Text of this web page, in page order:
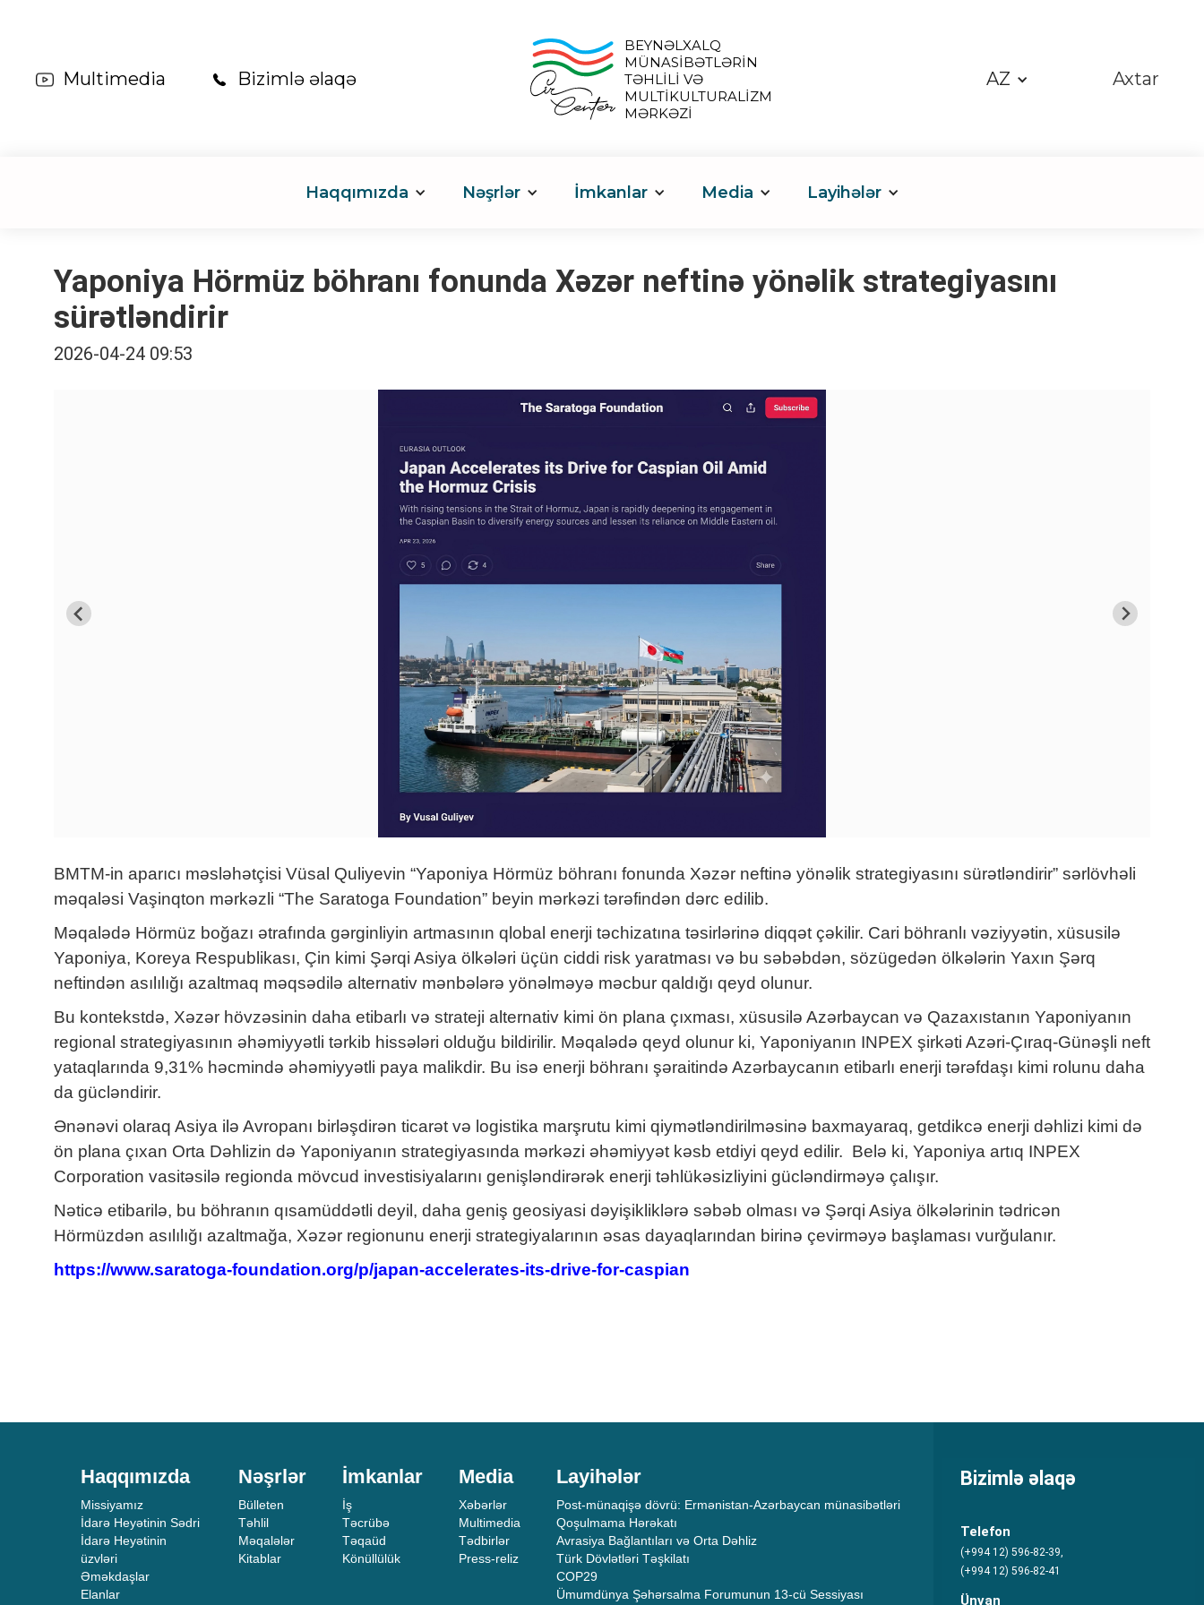
Multimedia Bizimlə əlaqə
BEYNƏLXALQ
MÜNASİBƏTLƏRİN
TƏHLİLİ VƏ
MULTİKULTURALİZM
MƏRKƏZİ
AZ Axtar
Haqqımızda Nəşrlər İmkanlar Media Layihələr
Yaponiya Hörmüz böhranı fonunda Xəzər neftinə yönəlik strategiyasını
sürətləndirir
2026-04-24 09:53
BMTM-in aparıcı məsləhətçisi Vüsal Quliyevin “Yaponiya Hörmüz böhranı fonunda Xəzər neftinə yönəlik strategiyasını sürətləndirir” sərlövhəli
məqaləsi Vaşinqton mərkəzli “The Saratoga Foundation” beyin mərkəzi tərəfindən dərc edilib.
Məqalədə Hörmüz boğazı ətrafında gərginliyin artmasının qlobal enerji təchizatına təsirlərinə diqqət çəkilir. Cari böhranlı vəziyyətin, xüsusilə
Yaponiya, Koreya Respublikası, Çin kimi Şərqi Asiya ölkələri üçün ciddi risk yaratması və bu səbəbdən, sözügedən ölkələrin Yaxın Şərq
neftindən asılılığı azaltmaq məqsədilə alternativ mənbələrə yönəlməyə məcbur qaldığı qeyd olunur.
Bu kontekstdə, Xəzər hövzəsinin daha etibarlı və strateji alternativ kimi ön plana çıxması, xüsusilə Azərbaycan və Qazaxıstanın Yaponiyanın
regional strategiyasının əhəmiyyətli tərkib hissələri olduğu bildirilir. Məqalədə qeyd olunur ki, Yaponiyanın INPEX şirkəti Azəri-Çıraq-Günəşli neft
yataqlarında 9,31% həcmində əhəmiyyətli paya malikdir. Bu isə enerji böhranı şəraitində Azərbaycanın etibarlı enerji tərəfdaşı kimi rolunu daha
da gücləndirir.
Ənənəvi olaraq Asiya ilə Avropanı birləşdirən ticarət və logistika marşrutu kimi qiymətləndirilməsinə baxmayaraq, getdikcə enerji dəhlizi kimi də
ön plana çıxan Orta Dəhlizin də Yaponiyanın strategiyasında mərkəzi əhəmiyyət kəsb etdiyi qeyd edilir. Belə ki, Yaponiya artıq INPEX
Corporation vasitəsilə regionda mövcud investisiyalarını genişləndirərək enerji təhlükəsizliyini gücləndirməyə çalışır.
Nəticə etibarilə, bu böhranın qısamüddətli deyil, daha geniş geosiyasi dəyişikliklərə səbəb olması və Şərqi Asiya ölkələrinin tədricən
Hörmüzdən asılılığı azaltmağa, Xəzər regionunu enerji strategiyalarının əsas dayaqlarından birinə çevirməyə başlaması vurğulanır.
https://www.saratoga-foundation.org/p/japan-accelerates-its-drive-for-caspian
Haqqımızda
Missiyamız
İdarə Heyətinin Sədri
İdarə Heyətinin
üzvləri
Əməkdaşlar
Elanlar
Nəşrlər
Bülleten
Təhlil
Məqalələr
Kitablar
İmkanlar
İş
Təcrübə
Təqaüd
Könüllülük
Media
Xəbərlər
Multimedia
Tədbirlər
Press-reliz
Layihələr
Post-münaqişə dövrü: Ermənistan-Azərbaycan münasibətləri
Qoşulmama Hərəkatı
Avrasiya Bağlantıları və Orta Dəhliz
Türk Dövlətləri Təşkilatı
COP29
Ümumdünya Şəhərsalma Forumunun 13-cü Sessiyası
Bizimlə əlaqə
Telefon
(+994 12) 596-82-39,
(+994 12) 596-82-41
Ünvan